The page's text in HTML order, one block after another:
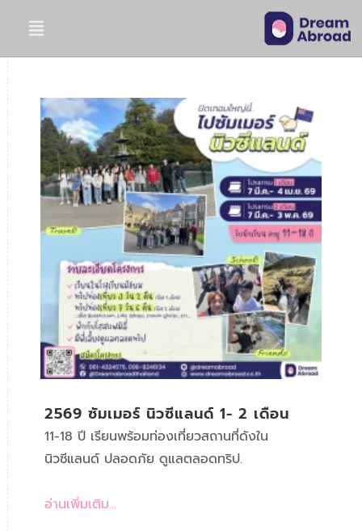
2569 ซัมเมอร์ นิวซีแลนด์ 1- 2 เดือน
11-18 ปี เรียนพร้อมท่องเที่ยวสถานที่ดังใน
นิวซีแลนด์ ปลอดภัย ดูแลตลอดทริป.
อ่านเพิ่มเติม...